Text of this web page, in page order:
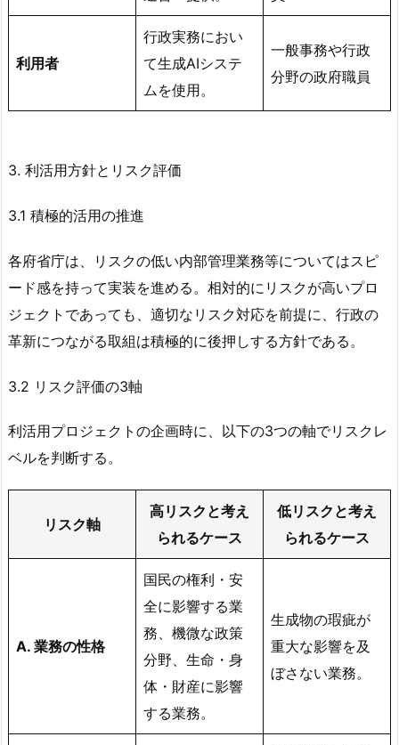
利用者
行政実務におい
て生成AIシステ
ムを使用。
一般事務や行政
分野の政府職員
3. 利活用方針とリスク評価
3.1 積極的活用の推進
各府省庁は、リスクの低い内部管理業務等についてはスピ
ード感を持って実装を進める。相対的にリスクが高いプロ
ジェクトであっても、適切なリスク対応を前提に、行政の
革新につながる取組は積極的に後押しする方針である。
3.2 リスク評価の3軸
利活用プロジェクトの企画時に、以下の3つの軸でリスクレ
ベルを判断する。
リスク軸
高リスクと考え
られるケース
低リスクと考え
られるケース
A. 業務の性格
国民の権利・安
全に影響する業
務、機微な政策
分野、生命・身
体・財産に影響
する業務。
生成物の瑕疵が
重大な影響を及
ぼさない業務。